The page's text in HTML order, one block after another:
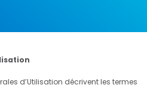
d’Utilisation décrivent les termes